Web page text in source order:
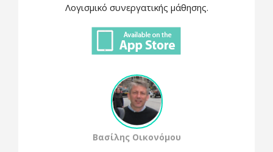
Λογισμικό συνεργατικής μάθησης.
Βασίλης Οικονόμου